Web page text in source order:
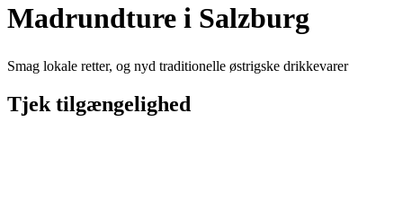
Madrundture i Salzburg
Smag lokale retter, og nyd traditionelle østrigske drikkevarer
Tjek tilgængelighed